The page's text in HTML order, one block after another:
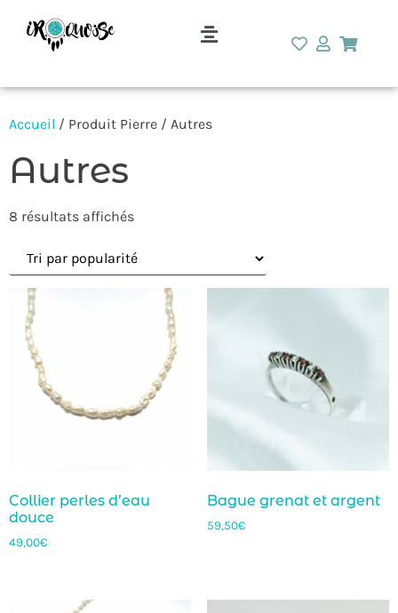
Accueil / Produit Pierre / Autres
Autres
8 résultats affichés
Collier perles d’eau
douce
49,00€
Bague grenat et argent
59,50€